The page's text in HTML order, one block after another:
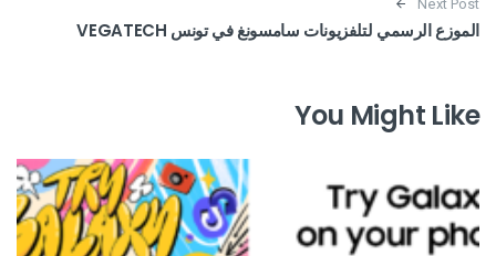
Next Post
الموزع الرسمي لتلفزيونات سامسونغ في تونس VEGATECH
You Might Like